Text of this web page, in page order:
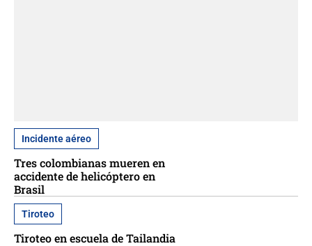
Incidente aéreo
Tres colombianas mueren en
accidente de helicóptero en
Brasil
Tiroteo
Tiroteo en escuela de Tailandia